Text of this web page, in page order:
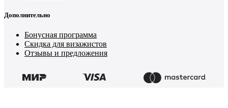
Дополнительно
Бонусная программа
Скидка для визажистов
Отзывы и предложения